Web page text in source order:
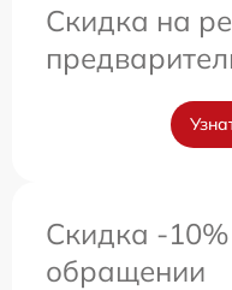
Скидка на
Скидка -
обращении